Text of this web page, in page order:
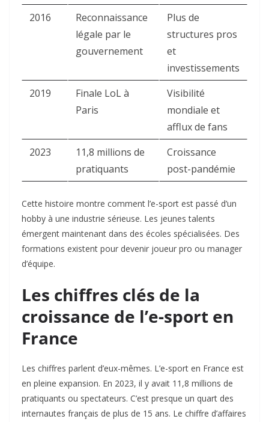
2016
Reconnaissance
légale par le
gouvernement
Plus de
structures pros
et
investissements
2019
Finale LoL à
Paris
Visibilité
mondiale et
afflux de fans
2023
11,8 millions de
pratiquants
Croissance
post-pandémie
Cette histoire montre comment l’e-sport est passé d’un
hobby à une industrie sérieuse. Les jeunes talents
émergent maintenant dans des écoles spécialisées. Des
formations existent pour devenir joueur pro ou manager
d’équipe.
Les chiffres clés de la
croissance de l’e-sport en
France
Les chiffres parlent d’eux-mêmes. L’e-sport en France est
en pleine expansion. En 2023, il y avait 11,8 millions de
pratiquants ou spectateurs. C’est presque un quart des
internautes français de plus de 15 ans. Le chiffre d’affaires